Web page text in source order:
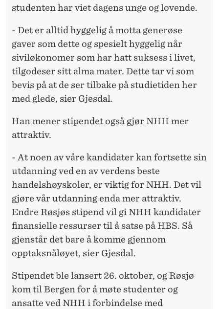
studenten har viet dagens unge og lovende.
- Det er alltid hyggelig å motta generøse
gaver som dette og spesielt hyggelig når
siviløkonomer som har hatt suksess i livet,
tilgodeser sitt alma mater. Dette tar vi som
bevis på at de ser tilbake på studietiden her
med glede, sier Gjesdal.
Han mener stipendet også gjør NHH mer
attraktiv.
- At noen av våre kandidater kan fortsette sin
utdanning ved en av verdens beste
handelshøyskoler, er viktig for NHH. Det vil
gjøre vår utdanning enda mer attraktiv.
Endre Røsjøs stipend vil gi NHH kandidater
finansielle ressurser til å satse på HBS. Så
gjenstår det bare å komme gjennom
opptaksnåløyet, sier Gjesdal.
Stipendet ble lansert 26. oktober, og Røsjø
kom til Bergen for å møte studenter og
ansatte ved NHH i forbindelse med